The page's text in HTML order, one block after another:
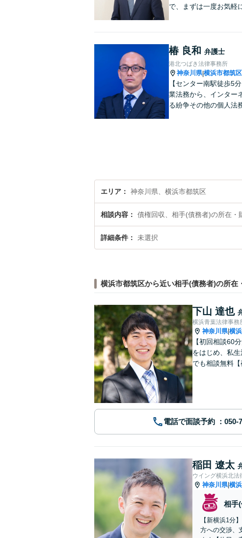
で、まずは一度お気軽
椿 良和 弁護士
港北つばき法律事務所
神奈川県|横浜市都筑区
【センター南駅徒歩5
業法務から、インター
る紛争その他の個人法
エリア 神奈川県、横浜市都筑区
相談内容 債権回収、相手(債務者)の所在・
詳細条件 未選択
横浜市都筑区から近い相手(債務者)の所在
下山 達也
横浜青葉法律事務
神奈川県|横
【初回相談60
をはじめ、私
でも相談無料【
電話で面談予約
稲田 遼太
ウイング横浜北法
神奈川県|横
相手
【新横浜1分
方への交渉、